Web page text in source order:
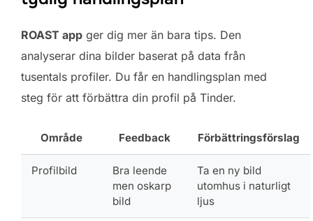
ROAST app ger dig mer än bara tips. Den
analyserar dina bilder baserat på data från
tusentals profiler. Du får en handlingsplan med
steg för att förbättra din profil på Tinder.
Område Feedback Förbättringsförslag
Profilbild
Bra leende
men oskarp
bild
Ta en ny bild
utomhus i naturligt
ljus